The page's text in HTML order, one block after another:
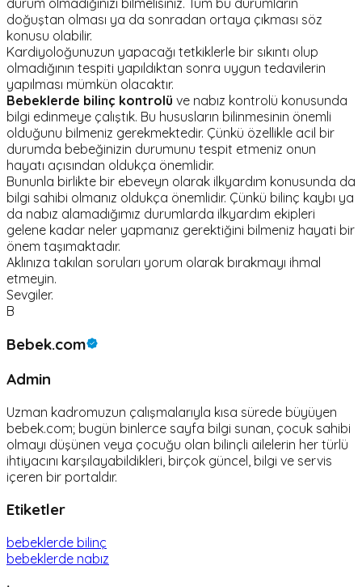
durum olmadığınızı bilmelisiniz. Tüm bu durumların
doğuştan olması ya da sonradan ortaya çıkması söz
konusu olabilir.
Kardiyoloğunuzun yapacağı tetkiklerle bir sıkıntı olup
olmadığının tespiti yapıldıktan sonra uygun tedavilerin
yapılması mümkün olacaktır.
Bebeklerde bilinç kontrolü ve nabız kontrolü konusunda
bilgi edinmeye çalıştık. Bu hususların bilinmesinin önemli
olduğunu bilmeniz gerekmektedir. Çünkü özellikle acil bir
durumda bebeğinizin durumunu tespit etmeniz onun
hayatı açısından oldukça önemlidir.
Bununla birlikte bir ebeveyn olarak ilkyardım konusunda da
bilgi sahibi olmanız oldukça önemlidir. Çünkü bilinç kaybı ya
da nabız alamadığımız durumlarda ilkyardım ekipleri
gelene kadar neler yapmanız gerektiğini bilmeniz hayati bir
önem taşımaktadır.
Aklınıza takılan soruları yorum olarak bırakmayı ihmal
etmeyin.
Sevgiler.
B
Bebek.com
Admin
Uzman kadromuzun çalışmalarıyla kısa sürede büyüyen
bebek.com; bugün binlerce sayfa bilgi sunan, çocuk sahibi
olmayı düşünen veya çocuğu olan bilinçli ailelerin her türlü
ihtiyacını karşılayabildikleri, birçok güncel, bilgi ve servis
içeren bir portaldır.
Etiketler
bebeklerde bilinç
bebeklerde nabız